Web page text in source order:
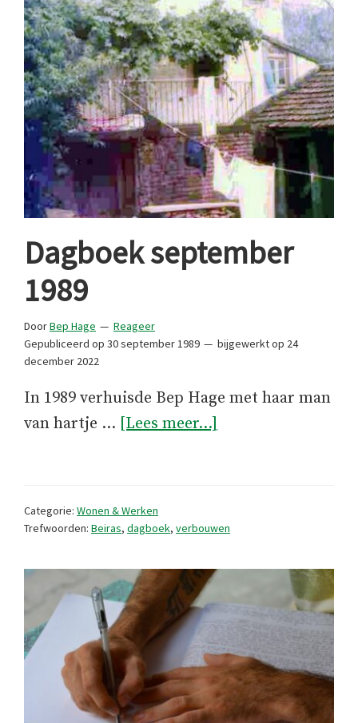
Dagboek september
1989
DoorBep Hage
Reageer
Gepubliceerd op 30 september 1989 bijgewerkt op 24
december 2022
In 1989 verhuisde Bep Hage met haar man
van hartje … [Lees meer...]
Categorie: Wonen & Werken
Trefwoorden: Beiras, dagboek, verbouwen